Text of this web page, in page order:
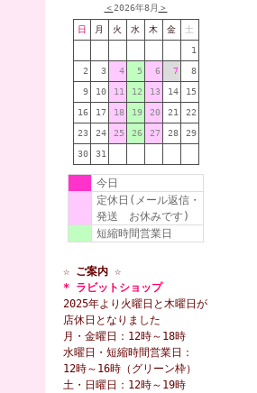
＜2026年8月 ＞
日 月 火 水 木 金 土
1
2 3 4 5 6 7 8
9 10 11 12 13 14 15
16 17 18 19 20 21 22
23 24 25 26 27 28 29
30 31
今日
定休日(メール返信・
発送 お休みです)
短縮時間営業日
☆ ご案内 ☆
* ラビットショップ
2025年より火曜日と木曜日が
店休日となりました
月・金曜日：12時～18時
水曜日・短縮時間営業日：
12時～16時（グリーン枠）
土・日曜日：12時～19時